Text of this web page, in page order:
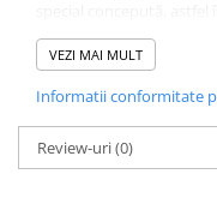
Consumabile drujbe
Filtre
Rulmenti
asupra bușteanului.
Rezistent
superioară.
Simplu și ușor de utilizat
Greutatea de numai 44
mânerul îi oferă
VEZI MAI MULT
Informatii conformitate
Review-uri(0)